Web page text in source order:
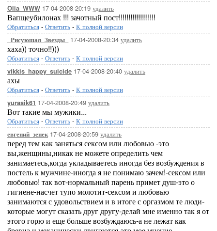
Olia_WWW 17-04-2008-20:19 удалить
Вапщеубилонах !!! зачотный пост!!!!!!!!!!!!!!!!!!!
Обратиться - Ответить - К полной версии
_Рисующая_Звезды_ 17-04-2008-20:34 удалить
хаха)) точно!!)))
Обратиться - Ответить - К полной версии
vikkis_happy_suicide 17-04-2008-20:40 удалить
ахы
Обратиться - Ответить - К полной версии
yurasik61 17-04-2008-20:49 удалить
Вот такие мы мужики...
Обратиться - Ответить - К полной версии
евгений_зенек17-04-2008-20:59 удалить
перед тем как заняться сексом или любовью -это
вы,женщины,никак не можете определить чем
занимаетесь,когда укладываетесь иногда без возбуждения в
постель к мужчине-иногда я не понимаю зачем!-сексом или
любовью! так вот-нормальный парень примет душ-это о
гигиене-насчет тупо молотит-сексом и любовью
занимаются с удовольствием и в итоге с оргазмом те люди-
которые могут сказать друг другу-делай мне именно так я от
этого горю и еще больше возбуждаюсь-а не лежат как